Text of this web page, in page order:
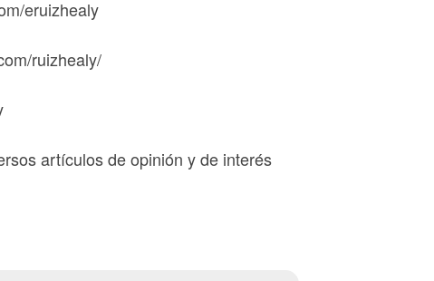
eruizhealy
ruizhealy/
artículos de opinión y de interés